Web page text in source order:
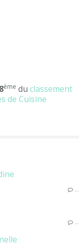
ème du classement
de Cuisine